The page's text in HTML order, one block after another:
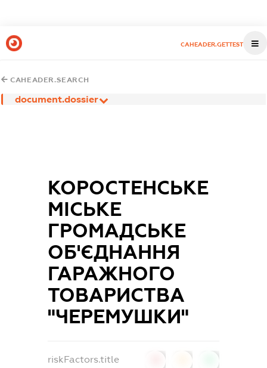
CAHEADER.GETTEST
CAHEADER.SEARCH
document.dossier
КОРОСТЕНСЬКЕ
МІСЬКЕ
ГРОМАДСЬКЕ
ОБ'ЄДНАННЯ
ГАРАЖНОГО
ТОВАРИСТВА
"ЧЕРЕМУШКИ"
riskFactors.title